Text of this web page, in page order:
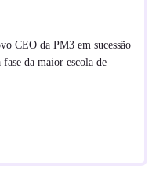
CEO da PM3 em sucessão
da maior escola de